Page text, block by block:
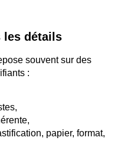
les détails
souvent sur des
:
papier, format,